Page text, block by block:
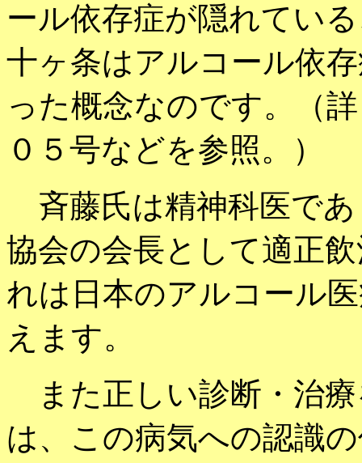
ール依存症が隠れてい
十ヶ条はアルコール依
った概念なのです。（
０５号などを参照。）
斉藤氏は精神科医で
協会の会長として適正
れは日本のアルコール
えます。
また正しい診断・治
は、この病気への認識